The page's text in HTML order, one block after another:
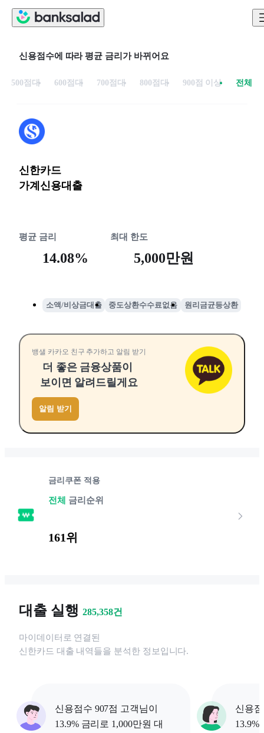
신용점수에 따라 평균 금리가 바뀌어요
500점대 600점대 700점대 800점대 900점 이상 전체
신한카드
가계신용대출
평균 금리
14.08%
최대 한도
5,000만원
소액/비상금대출 중도상환수수료없음 원리금균등상환
뱅샐 카카오 친구 추가하고 알림 받기
더 좋은 금융상품이
보이면 알려드릴게요
알림 받기
금리쿠폰 적용
전체 금리순위
161위
대출 실행 285,358건
마이데이터로 연결된
신한카드 대출 내역들을 분석한 정보입니다.
신용점수 907점 고객님이
13.9% 금리로 1,000만원 대
신용
13.9%